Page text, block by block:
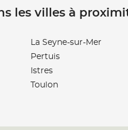
les villes à
La Seyne-sur-Mer
Pertuis
Istres
Toulon